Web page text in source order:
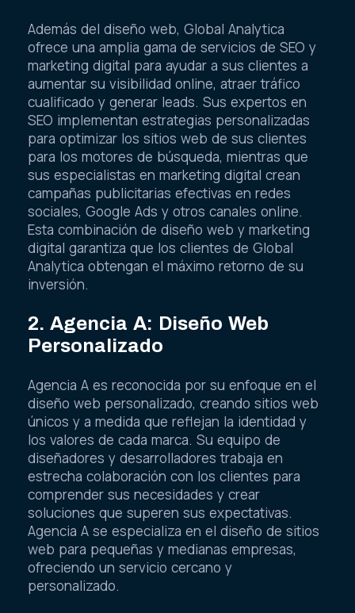
Además del diseño web, Global Analytica
ofrece una amplia gama de servicios de SEO y
marketing digital para ayudar a sus clientes a
aumentar su visibilidad online, atraer tráfico
cualificado y generar leads. Sus expertos en
SEO implementan estrategias personalizadas
para optimizar los sitios web de sus clientes
para los motores de búsqueda, mientras que
sus especialistas en marketing digital crean
campañas publicitarias efectivas en redes
sociales, Google Ads y otros canales online.
Esta combinación de diseño web y marketing
digital garantiza que los clientes de Global
Analytica obtengan el máximo retorno de su
inversión.
2. Agencia A: Diseño Web
Personalizado
Agencia A es reconocida por su enfoque en el
diseño web personalizado, creando sitios web
únicos y a medida que reflejan la identidad y
los valores de cada marca. Su equipo de
diseñadores y desarrolladores trabaja en
estrecha colaboración con los clientes para
comprender sus necesidades y crear
soluciones que superen sus expectativas.
Agencia A se especializa en el diseño de sitios
web para pequeñas y medianas empresas,
ofreciendo un servicio cercano y
personalizado.